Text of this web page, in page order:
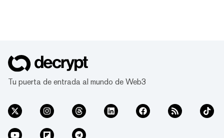
Tu puerta de entrada al mundo de Web3